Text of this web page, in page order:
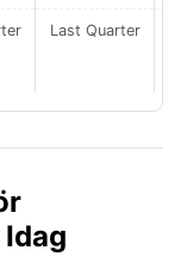
Last Quarter